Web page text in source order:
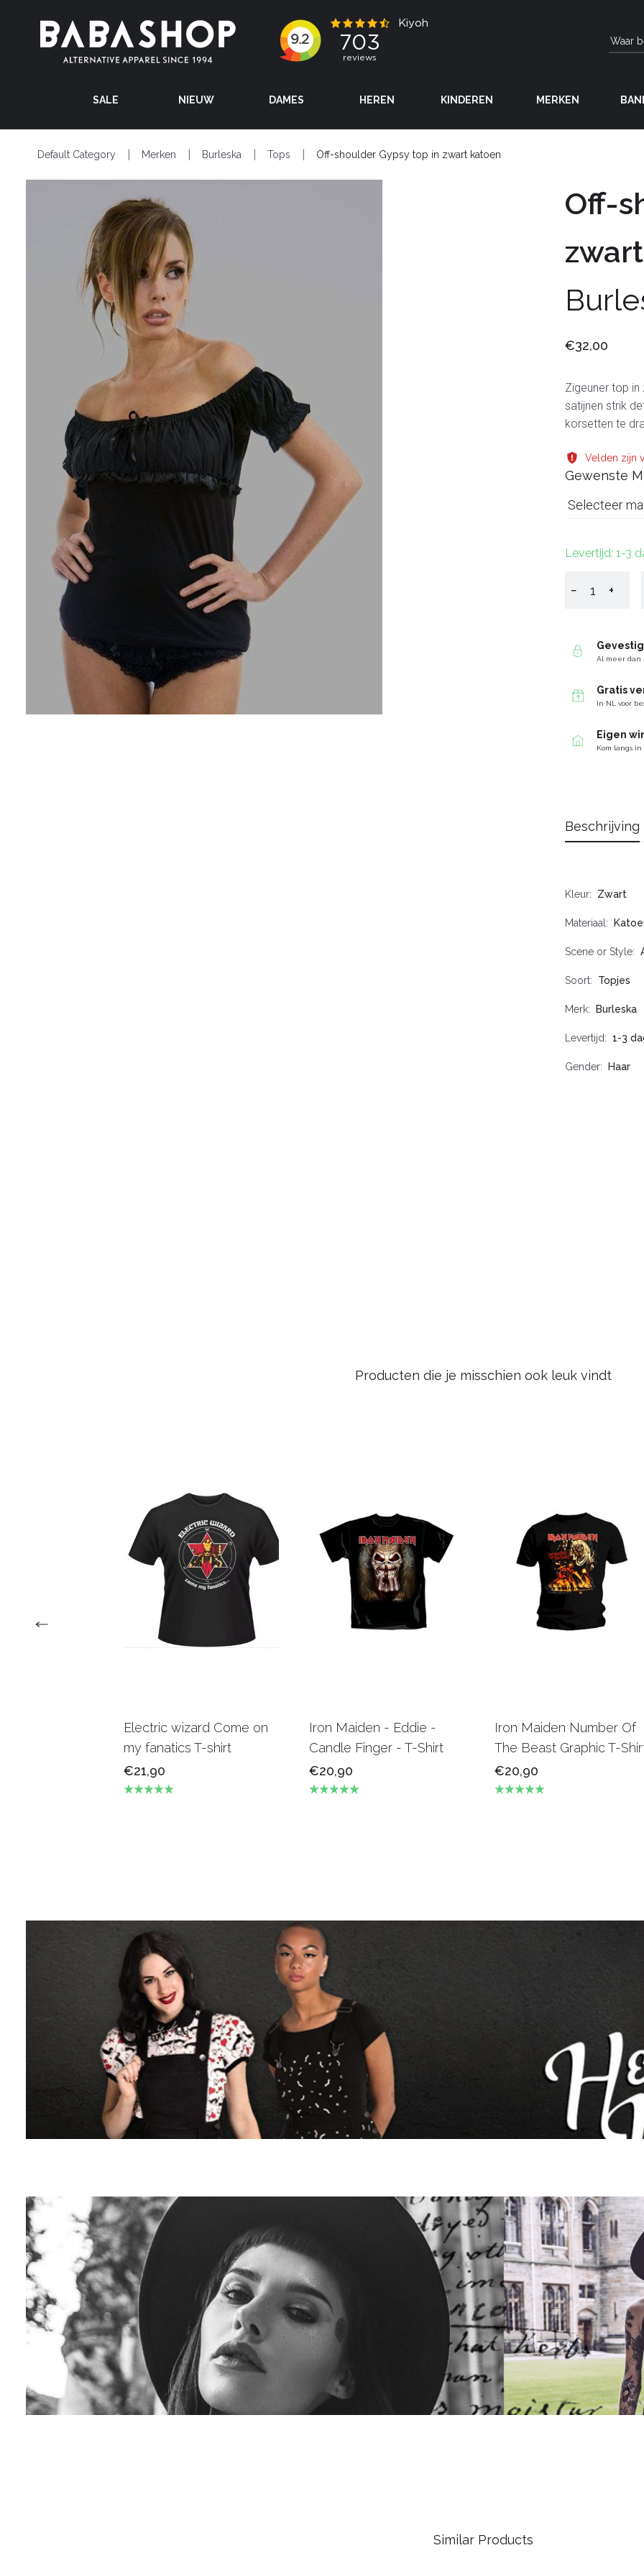
SALE NIEUW DAMES HEREN KINDEREN MERKEN
Default Category Merken Burleska Tops Off-shoulder Gypsy top in zwart katoen
Off-
€32,00
Zigeuner top
satijnen strik
korsetten te
Velden zijn
Gewenste
Selecteer
Levertijd: 1-3
− +
Al meer dan
Gratis
In NL voor
Eigen
Kom langs
Beschrijving
Kleur Zwart
Materiaal
Scene or Style
Soort Topjes
Merk Burleska
Levertijd 1-3
Gender Haar
Producten die je misschien ook leuk vindt
Electric wizard Come on
my fanatics T-shirt
€21,90
Iron Maiden - Eddie -
Candle Finger - T-Shirt
€20,90
Iron Maiden Number Of
The Beast Graphic T-
€20,90
Similar Products